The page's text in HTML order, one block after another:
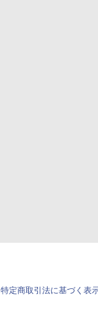
特定商取引法に基づく表